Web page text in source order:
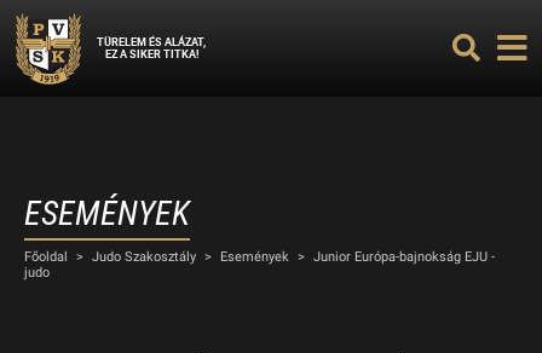
TÜRELEM ÉS ALÁZAT,
EZ A SIKER TITKA!
ESEMÉNYEK
Főoldal > Judo Szakosztály > Események > Junior Európa-bajnokság EJU -
judo